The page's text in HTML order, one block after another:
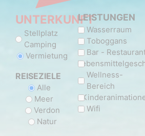
UNTERKUNFT
Stellplatz
Camping
Vermietung
REISEZIELE
Alle
Meer
Verdon
Natur
LEISTUNGEN
Wasserraum
Toboggans
Bar -
Wellness-
Bereich
Wifi